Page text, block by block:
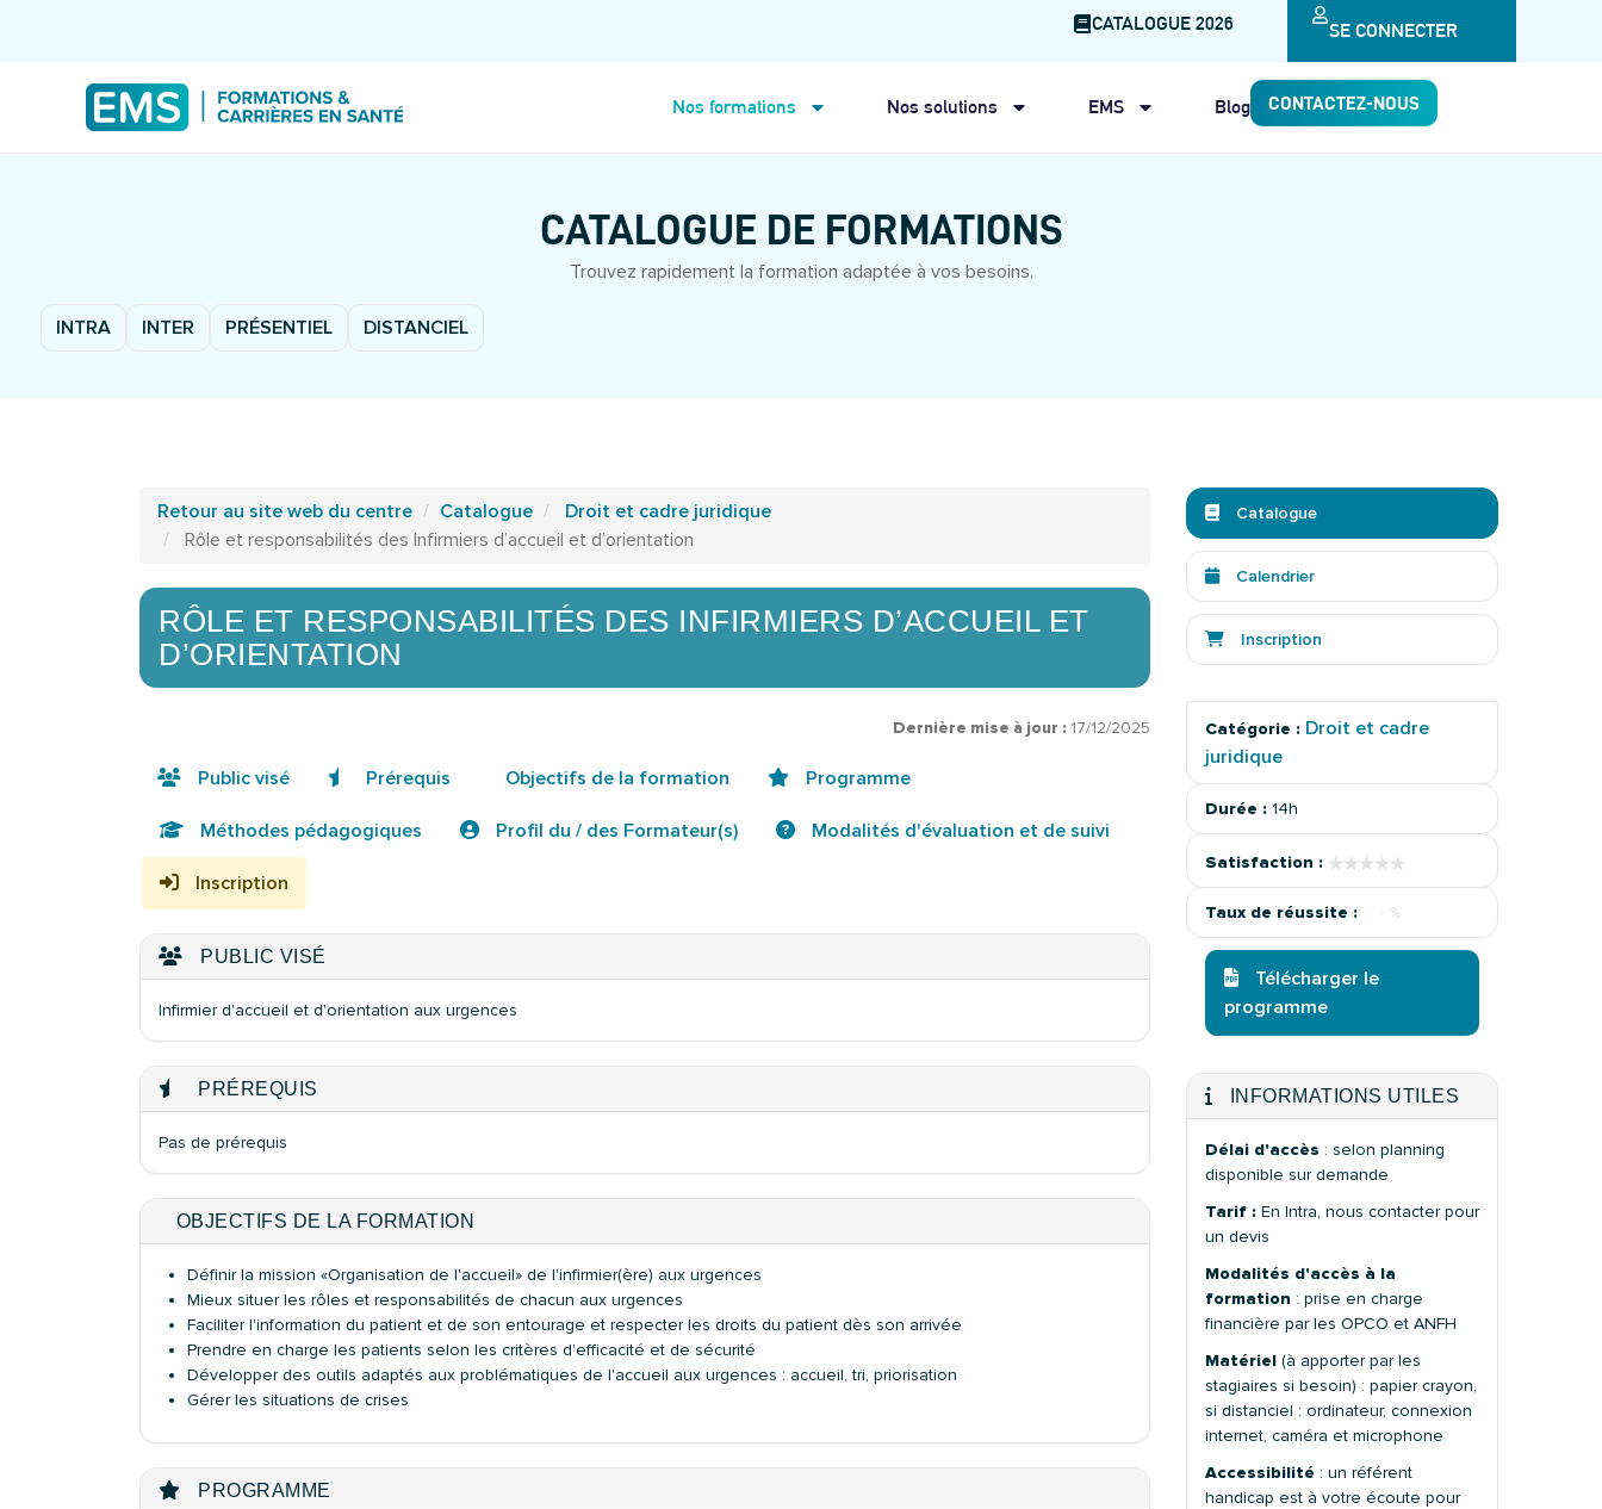
CATALOGUE 2026 SE CONNECTER
Nos formations Nos solutions EMS Blog CONTACTEZ-NOUS
CATALOGUE DE FORMATIONS
Trouvez rapidement la formation adaptée à vos besoins.
INTRA INTER PRÉSENTIEL DISTANCIEL
Retour au site web du centre Catalogue
Droit et cadre juridique
Rôle et responsabilités des Infirmiers d’accueil et d’orientation
RÔLE ET RESPONSABILITÉS DES INFIRMIERS D’ACCUEIL ET
D’ORIENTATION
Dernière mise à jour : 17/12/2025
Public visé Prérequis Objectifs de la formation Programme
Méthodes pédagogiques Profil du / des Formateur(s) Modalités d'évaluation et de suivi
Inscription
PUBLIC VISÉ
Infirmier d'accueil et d'orientation aux urgences
PRÉREQUIS
Pas de prérequis
OBJECTIFS DE LA FORMATION
Définir la mission «Organisation de l'accueil» de l'infirmier(ère) aux urgences
Mieux situer les rôles et responsabilités de chacun aux urgences
Faciliter l'information du patient et de son entourage et respecter les droits du patient dès son arrivée
Prendre en charge les patients selon les critères d'efficacité et de sécurité
Développer des outils adaptés aux problématiques de l'accueil aux urgences : accueil, tri, priorisation
Gérer les situations de crises
PROGRAMME
Catalogue
Calendrier
Inscription
Catégorie : Droit et cadre
juridique
Durée :14h
Satisfaction : ★★★★★
★★★★★
Taux de réussite : - %
Télécharger le
programme
INFORMATIONS UTILES
Délai d'accès : selon planning
disponible sur demande
Tarif : En Intra, nous contacter pour
un devis
Modalités d'accès à la
formation : prise en charge
financière par les OPCO et ANFH
Matériel (à apporter par les
stagiaires si besoin) : papier crayon,
si distanciel : ordinateur, connexion
internet, caméra et microphone
Accessibilité : un référent
handicap est à votre écoute pour